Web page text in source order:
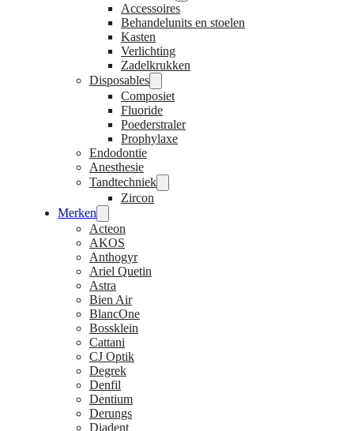
Accessoires
Behandelunits en stoelen
Kasten
Verlichting
Zadelkrukken
Disposables
Composiet
Fluoride
Poederstraler
Prophylaxe
Endodontie
Anesthesie
Tandtechniek
Zircon
Merken
Acteon
AKOS
Anthogyr
Ariel Quetin
Astra
Bien Air
BlancOne
Bossklein
Cattani
CJ Optik
Degrek
Denfil
Dentium
Derungs
Diadent